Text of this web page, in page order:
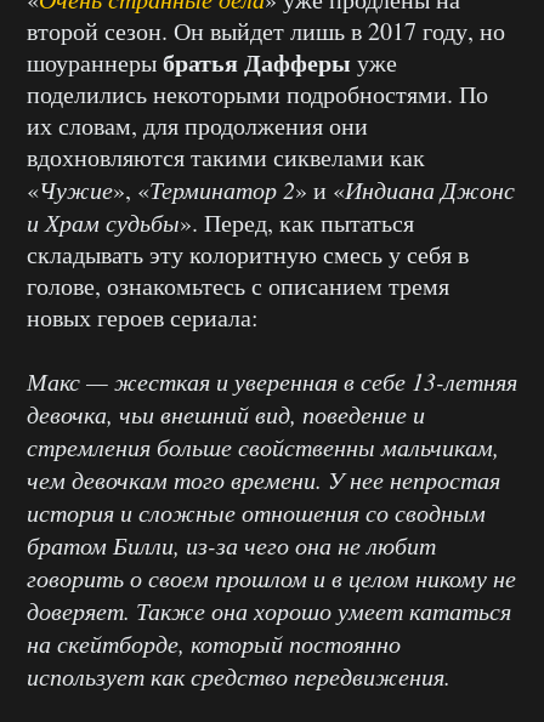
второй сезон. Он выйдет лишь в 2017 году, но
шоураннерыбратья Дафферы уже
поделились некоторыми подробностями. По
их словам, для продолжения они
вдохновляются такими сиквелами как
«Чужие», «Терминатор 2» и «Индиана Джонс
и Храм судьбы». Перед, как пытаться
складывать эту колоритную смесь у себя в
голове, ознакомьтесь с описанием тремя
новых героев сериала:
Макс — жесткая и уверенная в себе 13-летняя
девочка, чьи внешний вид, поведение и
стремления больше свойственны мальчикам,
чем девочкам того времени. У нее непростая
история и сложные отношения со сводным
братом Билли, из-за чего она не любит
говорить о своем прошлом и в целом никому не
доверяет. Также она хорошо умеет кататься
на скейтборде, который постоянно
использует как средство передвижения.